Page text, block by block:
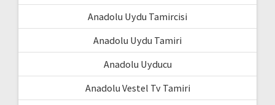
Anadolu Uydu Tamircisi
Anadolu Uydu Tamiri
Anadolu Uyducu
Anadolu Vestel Tv Tamiri